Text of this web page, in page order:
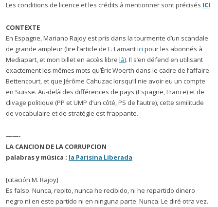
Les conditions de licence et les crédits à mentionner sont précisés ICI
CONTEXTE
En Espagne, Mariano Rajoy est pris dans la tourmente d’un scandale
de grande ampleur (lire l’article de L. Lamantici pour les abonnés à
Mediapart, et mon billet en accès libre là). Il s’en défend en utilisant
exactement les mêmes mots qu’Éric Woerth dans le cadre de l’affaire
Bettencourt, et que Jérôme Cahuzac lorsqu’il nie avoir eu un compte
en Suisse. Au-delà des différences de pays (Espagne, France) et de
clivage politique (PP et UMP d’un côté, PS de l’autre), cette similitude
de vocabulaire et de stratégie est frappante.
——-
LA CANCION DE LA CORRUPCION
palabras y música : la Parisina Liberada
[citación M. Rajoy]
Es falso. Nunca, repito, nunca he recibido, ni he repartido dinero
negro ni en este partido ni en ninguna parte. Nunca. Le diré otra vez.